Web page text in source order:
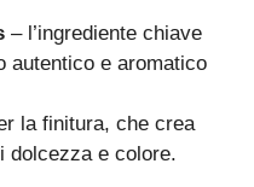
– l’ingrediente chiave
autentico e aromatico
la finitura, che crea
dolcezza e colore.